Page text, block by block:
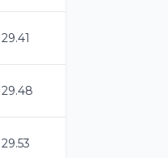
29.41
29.48
29.53